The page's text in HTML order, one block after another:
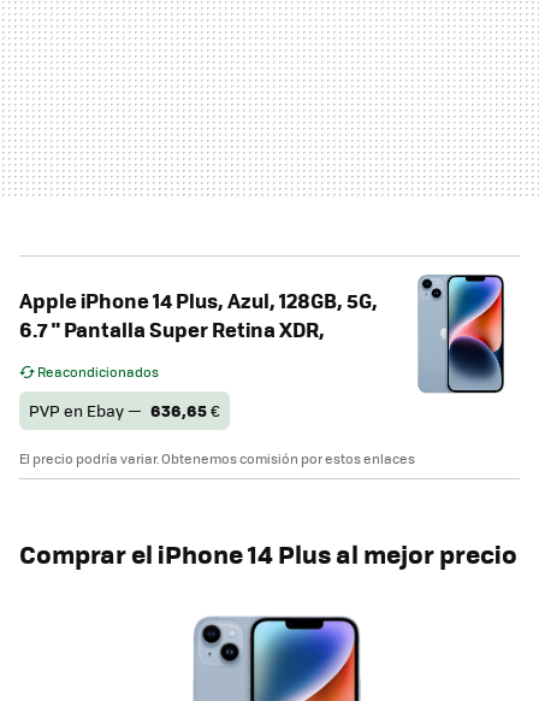
Apple iPhone 14 Plus, Azul, 128GB, 5G,
6.7 " Pantalla Super Retina XDR,
Reacondicionados
PVP en Ebay — 636,65€
El precio podría variar. Obtenemos comisión por estos enlaces
Comprar el iPhone 14 Plus al mejor precio